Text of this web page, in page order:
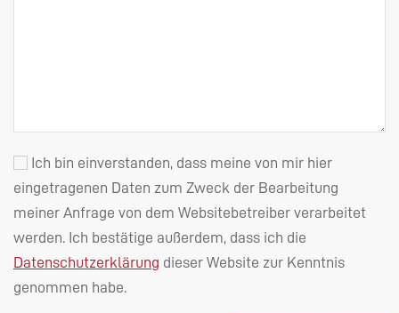
Ich bin einverstanden, dass meine von mir hier
eingetragenen Daten zum Zweck der Bearbeitung
meiner Anfrage von dem Websitebetreiber verarbeitet
werden. Ich bestätige außerdem, dass ich die
Datenschutzerklärung dieser Website zur Kenntnis
genommen habe.